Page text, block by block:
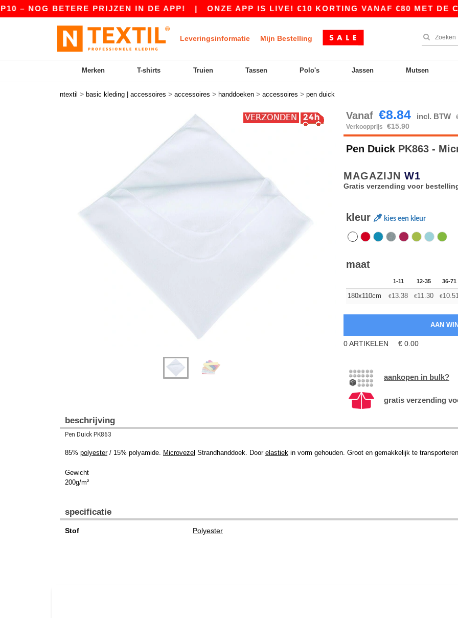
BETERE PRIJZEN IN DE APP!|ONZE APP IS LIVE! €10 KORTING VANAF €80 MET DE CODE
Leveringsinformatie Mijn Bestelling
Merken T-shirts Truien Tassen Polo's Jassen Mutsen
ntextil > basic kleding | accessoires > accessoires > handdoeken > accessoires > pen duick
Vanaf €8.84 incl. BTW
Verkoopprijs
€15.90
Pen Duick PK863 -
MAGAZIJN W1
Gratis verzending voor
kleur kies een kleur
maat
1-11 12-35 36-71
180x110cm €13.38 €11.30 €
0ARTIKELEN € 0.00
aankopen in bulk?
gratis verzending
beschrijving
Pen Duick PK863
85% polyester/ 15% polyamide. Microvezel Strandhanddoek. Door elastiek in vorm gehouden. Groot en gemakkelijk te
Gewicht
200g/m²
specificatie
Stof Polyester